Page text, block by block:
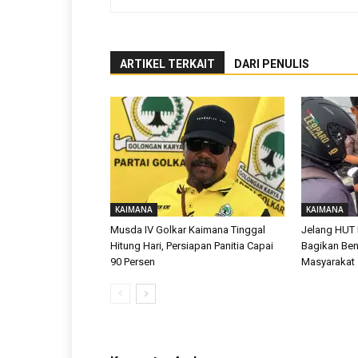
ARTIKEL TERKAIT DARI PENULIS
KAIMANA
Musda IV Golkar Kaimana Tinggal
Hitung Hari, Persiapan Panitia Capai
90 Persen
KAIMANA
Jelang HUT
Bagikan
Masyarakat